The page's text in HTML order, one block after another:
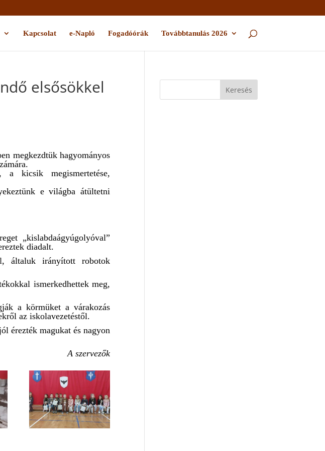
Kapcsolat e-Napló Fogadóórák Továbbtanulás 2026
elsősökkel
megkezdtük hagyományos
kicsik megismertetése,
e világba átültetni
„kislabdaágyúgolyóval”
diadalt.
általuk irányított robotok
ismerkedhettek meg,
a körmüket a várakozás
az iskolavezetéstől.
érezték magukat és nagyon
A szervezők